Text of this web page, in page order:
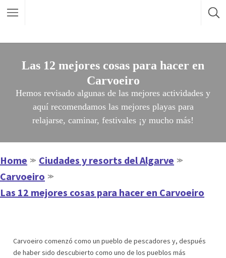
Las 12 mejores cosas para hacer en
Carvoeiro
Hemos revisado algunas de las mejores actividades y
aquí recomendamos las mejores playas para
relajarse, caminar, festivales ¡y mucho más!
Home ≫ Ciudades y resorts del Algarve ≫
Carvoeiro ≫
Las 12 mejores cosas para hacer en Carvoeiro
Carvoeiro comenzó como un pueblo de pescadores y, después
de haber sido descubierto como uno de los pueblos más